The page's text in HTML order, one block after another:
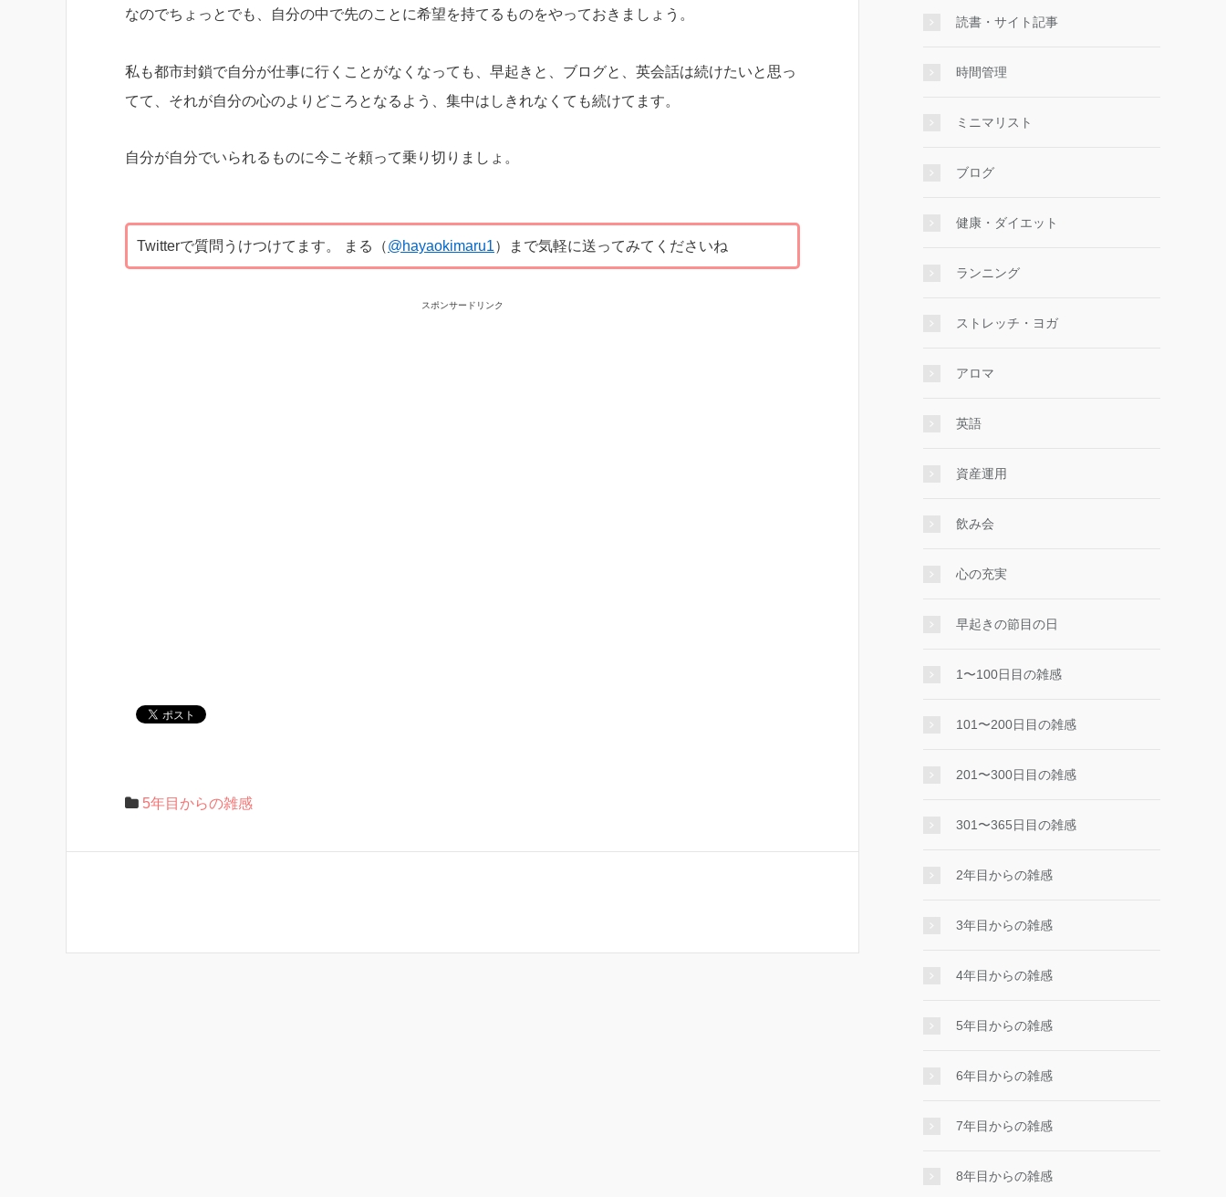
なのでちょっとでも、自分の中で先のことに希望を持てるものをやっておきましょう。
私も都市封鎖で自分が仕事に行くことがなくなっても、早起きと、ブログと、英会話は続けたいと思っ
てて、それが自分の心のよりどころとなるよう、集中はしきれなくても続けてます。
自分が自分でいられるものに今こそ頼って乗り切りましょ。
Twitterで質問うけつけてます。 まる（@hayaokimaru1）まで気軽に送ってみてくださいね
スポンサードリンク
5年目からの雑感
読書・サイト記事
時間管理
ミニマリスト
ブログ
健康・ダイエット
ランニング
ストレッチ・ヨガ
アロマ
英語
資産運用
飲み会
心の充実
早起きの節目の日
1〜100日目の雑感
101〜200日目の雑感
201〜300日目の雑感
301〜365日目の雑感
2年目からの雑感
3年目からの雑感
4年目からの雑感
5年目からの雑感
6年目からの雑感
7年目からの雑感
8年目からの雑感